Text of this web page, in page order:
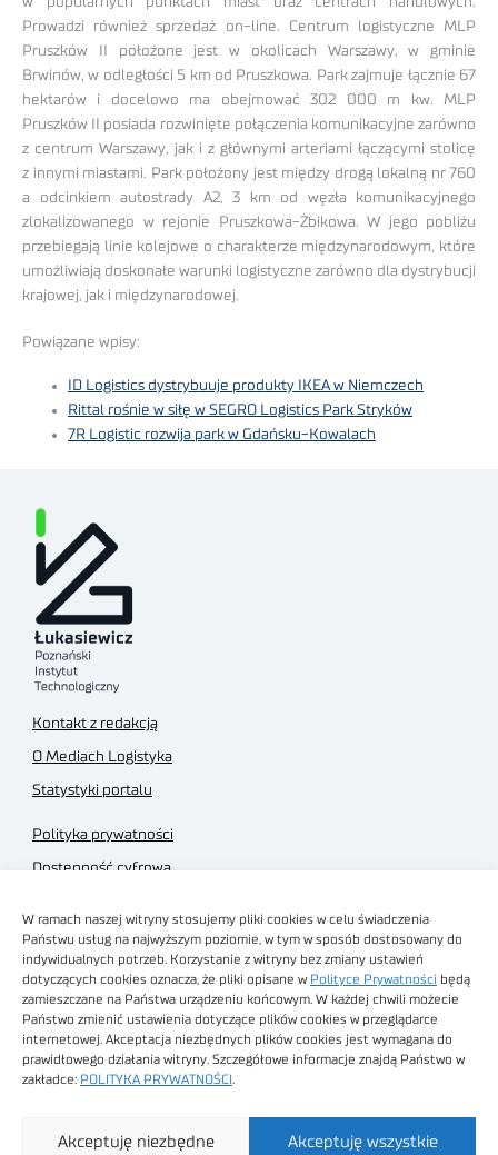
W ramach naszej witryny stosujemy pliki cookies w celu świadczenia
Państwu usług na najwyższym poziomie, w tym w sposób dostosowany do
indywidualnych potrzeb. Korzystanie z witryny bez zmiany ustawień
dotyczących cookies oznacza, że pliki opisane w Polityce Prywatności będą
zamieszczane na Państwa urządzeniu końcowym. W każdej chwili możecie
Państwo zmienić ustawienia dotyczące plików cookies w przeglądarce
internetowej. Akceptacja niezbędnych plików cookies jest wymagana do
prawidłowego działania witryny. Szczegółowe informacje znajdą Państwo w
zakładce: POLITYKA PRYWATNOŚCI
Akceptuję wszystkie
Akceptuję niezbędne
Prowadzi również sprzedaż on-line. Centrum logistyczne MLP
Pruszków II położone jest w okolicach Warszawy, w gminie
Brwinów, w odległości 5 km od Pruszkowa. Park zajmuje łącznie 67
hektarów i docelowo ma obejmować 302 000 m kw. MLP
Pruszków II posiada rozwinięte połączenia komunikacyjne zarówno
z centrum Warszawy, jak i z głównymi arteriami łączącymi stolicę
z innymi miastami. Park położony jest między drogą lokalną nr 760
a odcinkiem autostrady A2, 3 km od węzła komunikacyjnego
zlokalizowanego w rejonie Pruszkowa-Żbikowa. W jego pobliżu
przebiegają linie kolejowe o charakterze międzynarodowym, które
umożliwiają doskonałe warunki logistyczne zarówno dla dystrybucji
krajowej, jak i międzynarodowej.
Powiązane wpisy:
ID Logistics dystrybuuje produkty IKEA w Niemczech
Rittal rośnie w siłę w SEGRO Logistics Park Stryków
7R Logistic rozwija park w Gdańsku-Kowalach
Kontakt z redakcją
O Mediach Logistyka
Statystyki portalu
Polityka prywatności
Dostępność cyfrowa
Regulamin sklepu
Obrazy stockowe
autorstwa
Technologiczny